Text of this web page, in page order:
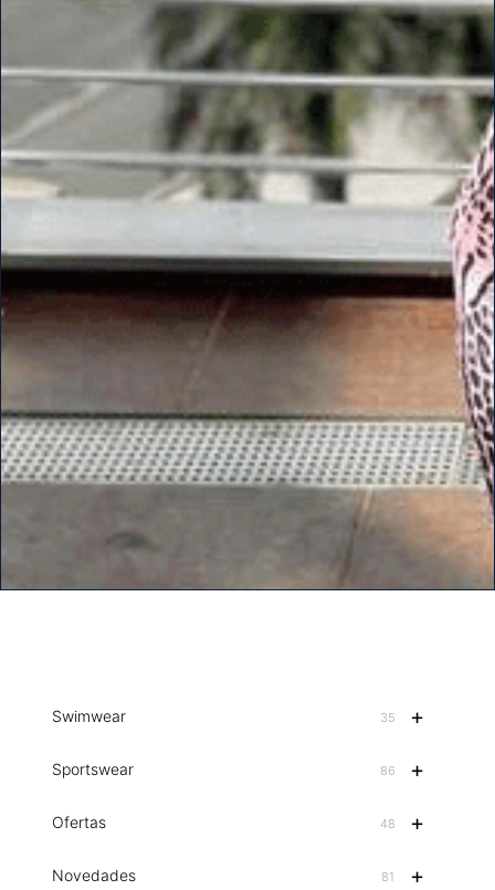
+
Swimwear 35
+
Sportswear 86
+
Ofertas 48
+
Novedades 81